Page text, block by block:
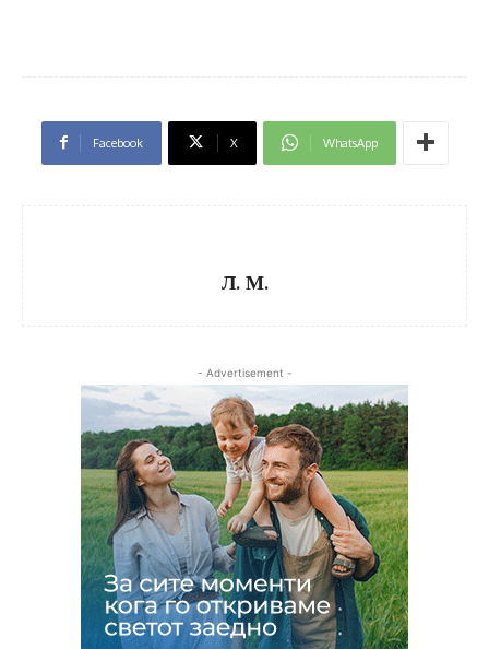
Facebook X WhatsApp
Л. М.
- Advertisement -